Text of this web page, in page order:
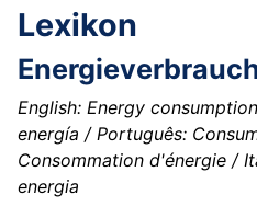
Lexikon
English: Energy
energía / Português:
Consommation d'énergie /
energia